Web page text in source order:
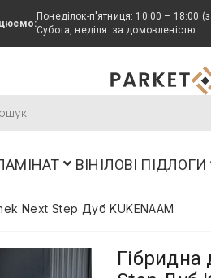
Понеділок-п'ятниця: 10:00 – 18:00
Субота, неділя: за домовленістю
ВІНІЛОВІ ПІДЛОГИ
Next Step Дуб KUKENAAM